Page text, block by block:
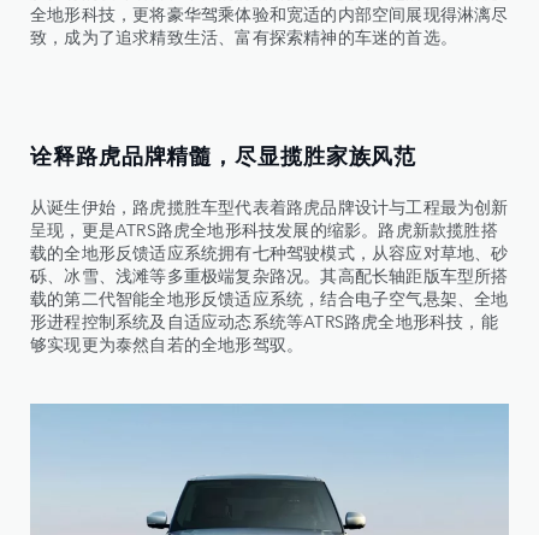
全地形科技，更将豪华驾乘体验和宽适的内部空间展现得淋漓尽
致，成为了追求精致生活、富有探索精神的车迷的首选。
诠释路虎品牌精髓，尽显揽胜家族风范
从诞生伊始，路虎揽胜车型代表着路虎品牌设计与工程最为创新
呈现，更是ATRS路虎全地形科技发展的缩影。路虎新款揽胜搭
载的全地形反馈适应系统拥有七种驾驶模式，从容应对草地、砂
砾、冰雪、浅滩等多重极端复杂路况。其高配长轴距版车型所搭
载的第二代智能全地形反馈适应系统，结合电子空气悬架、全地
形进程控制系统及自适应动态系统等ATRS路虎全地形科技，能
够实现更为泰然自若的全地形驾驭。